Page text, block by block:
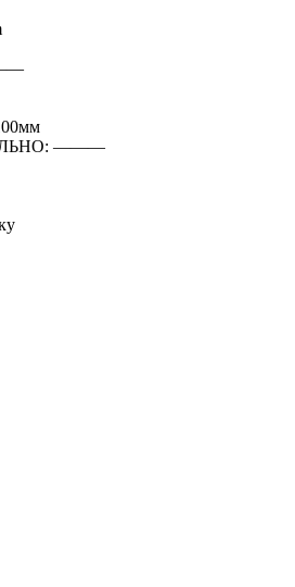
―――